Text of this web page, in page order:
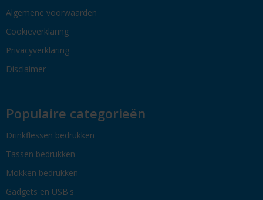
Algemene voorwaarden
Cookieverklaring
Privacyverklaring
Disclaimer
Populaire categorieën
Drinkflessen bedrukken
Tassen bedrukken
Mokken bedrukken
Gadgets en USB's